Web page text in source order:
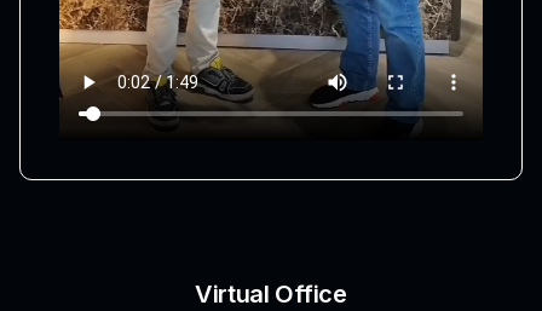
Virtual Office